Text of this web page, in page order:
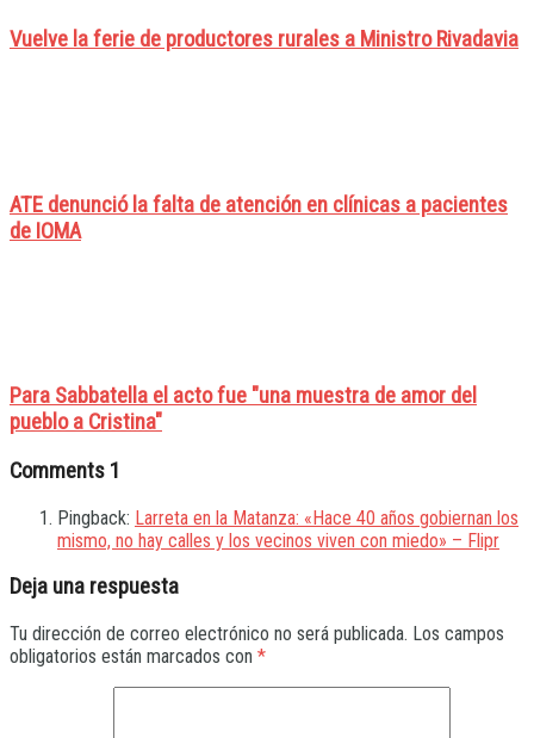
Vuelve la ferie de productores rurales a Ministro Rivadavia
ATE denunció la falta de atención en clínicas a pacientes
de IOMA
Para Sabbatella el acto fue "una muestra de amor del
pueblo a Cristina"
Comments 1
Pingback: Larreta en la Matanza: «Hace 40 años gobiernan los
mismo, no hay calles y los vecinos viven con miedo» – Flipr
Deja una respuesta
Tu dirección de correo electrónico no será publicada. Los campos
obligatorios están marcados con *